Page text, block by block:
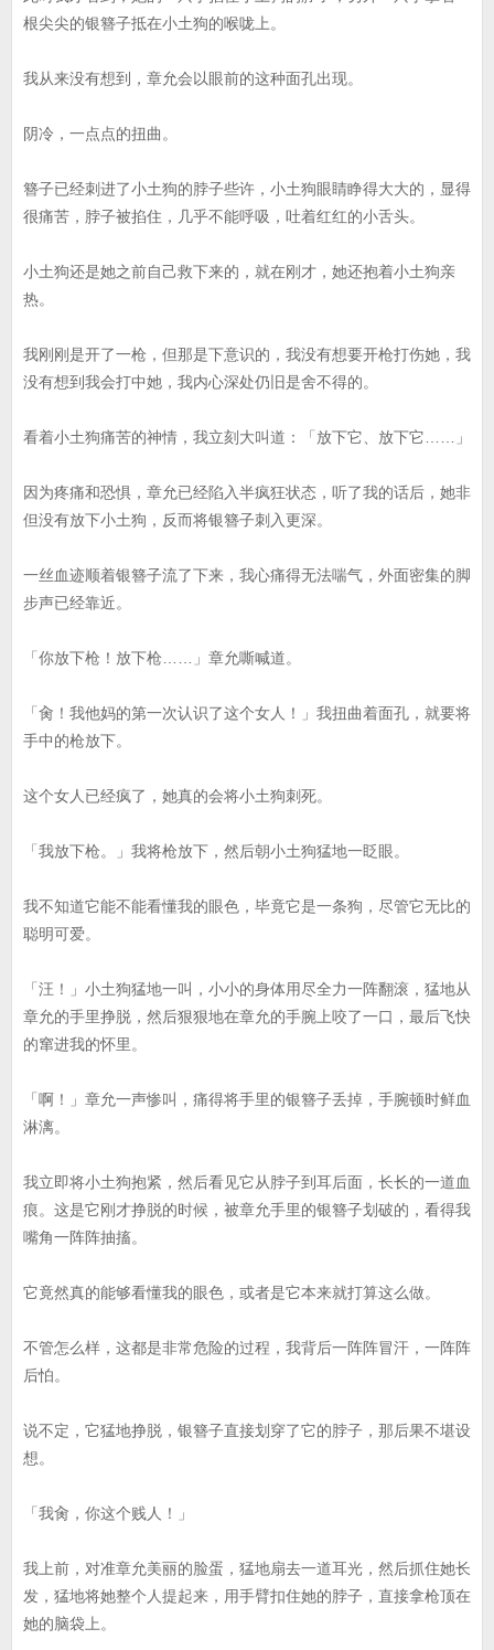
根尖尖的银簪子抵在小土狗的喉咙上。
我从来没有想到，章允会以眼前的这种面孔出现。
阴冷，一点点的扭曲。
簪子已经刺进了小土狗的脖子些许，小土狗眼睛睁得大大的，显得
很痛苦，脖子被掐住，几乎不能呼吸，吐着红红的小舌头。
小土狗还是她之前自己救下来的，就在刚才，她还抱着小土狗亲
热。
我刚刚是开了一枪，但那是下意识的，我没有想要开枪打伤她，我
没有想到我会打中她，我内心深处仍旧是舍不得的。
看着小土狗痛苦的神情，我立刻大叫道：「放下它、放下它……」
因为疼痛和恐惧，章允已经陷入半疯狂状态，听了我的话后，她非
但没有放下小土狗，反而将银簪子刺入更深。
一丝血迹顺着银簪子流了下来，我心痛得无法喘气，外面密集的脚
步声已经靠近。
「你放下枪！放下枪……」章允嘶喊道。
「肏！我他妈的第一次认识了这个女人！」我扭曲着面孔，就要将
手中的枪放下。
这个女人已经疯了，她真的会将小土狗刺死。
「我放下枪。」我将枪放下，然后朝小土狗猛地一眨眼。
我不知道它能不能看懂我的眼色，毕竟它是一条狗，尽管它无比的
聪明可爱。
「汪！」小土狗猛地一叫，小小的身体用尽全力一阵翻滚，猛地从
章允的手里挣脱，然后狠狠地在章允的手腕上咬了一口，最后飞快
的窜进我的怀里。
「啊！」章允一声惨叫，痛得将手里的银簪子丢掉，手腕顿时鲜血
淋漓。
我立即将小土狗抱紧，然后看见它从脖子到耳后面，长长的一道血
痕。这是它刚才挣脱的时候，被章允手里的银簪子划破的，看得我
嘴角一阵阵抽搐。
它竟然真的能够看懂我的眼色，或者是它本来就打算这么做。
不管怎么样，这都是非常危险的过程，我背后一阵阵冒汗，一阵阵
后怕。
说不定，它猛地挣脱，银簪子直接划穿了它的脖子，那后果不堪设
想。
「我肏，你这个贱人！」
我上前，对准章允美丽的脸蛋，猛地扇去一道耳光，然后抓住她长
发，猛地将她整个人提起来，用手臂扣住她的脖子，直接拿枪顶在
她的脑袋上。